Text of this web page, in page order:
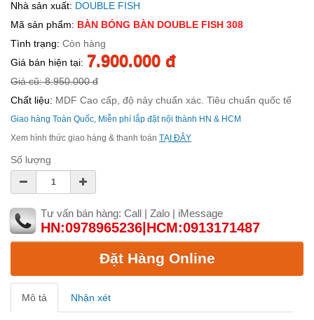
Nhà sản xuất: DOUBLE FISH
Mã sản phẩm: BÀN BÓNG BÀN DOUBLE FISH 308
Tình trạng: Còn hàng
Giá bán hiện tại: 7.900.000 đ
Giá cũ: 8.950.000 đ
Chất liệu: MDF Cao cấp, độ nảy chuẩn xác. Tiêu chuẩn quốc tế
Giao hàng Toàn Quốc, Miễn phí lắp đặt nội thành HN & HCM
Xem hình thức giao hàng & thanh toán TẠI ĐÂY
Số lượng
Tư vấn bán hàng: Call | Zalo | iMessage
HN:0978965236|HCM:0913171487
Đặt Hàng Online
Mô tả Nhận xét